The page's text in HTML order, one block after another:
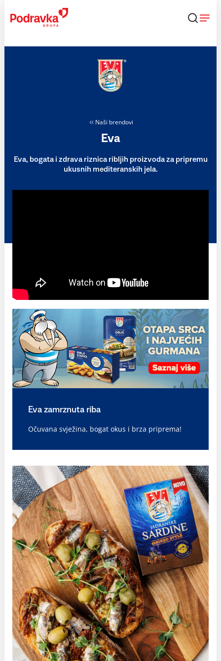
content
Naši brendovi
Eva
Eva, bogata i zdrava riznica ribljih proizvoda za pripremu
ukusnih mediteranskih jela.
Eva zamrznuta riba
Očuvana svježina, bogat okus i brza priprema!